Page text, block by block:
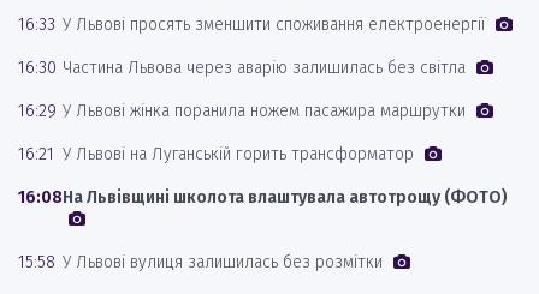
16:33 У Львові просять зменшити споживання електроенергії
16:30 Частина Львова через аварію залишилась без світла
16:29 У Львові жінка поранила ножем пасажира маршрутки
16:21 У Львові на Луганській горить трансформатор
16:08На Львівщині школота влаштувала автотрощу (ФОТО)
15:58 У Львові вулиця залишилась без розмітки